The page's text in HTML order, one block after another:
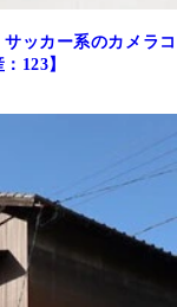
ッカー系のカメラコ
123】